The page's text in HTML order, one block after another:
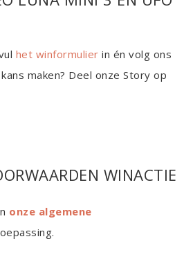
het winformulier in én volg ons
maken? Deel onze Story op
WINACTIE
onze algemene